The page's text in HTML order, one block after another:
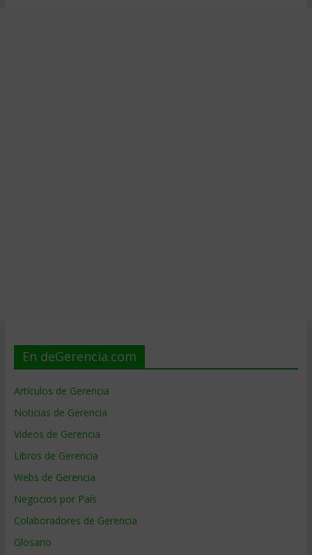
En deGerencia.com
Artículos de Gerencia
Noticias de Gerencia
Videos de Gerencia
Libros de Gerencia
Webs de Gerencia
Negocios por País
Colaboradores de Gerencia
Glosario